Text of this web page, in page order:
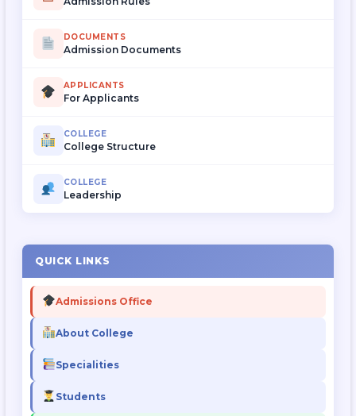
DOCUMENTS
Admission Documents
APPLICANTS
For Applicants
COLLEGE
College Structure
COLLEGE
Leadership
QUICK LINKS
Admissions Office
About College
Specialities
Students